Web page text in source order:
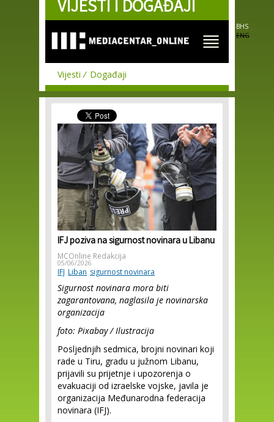
Skip to
main
VIJESTI I DOGAĐAJI
BHS
ENG
Vijesti Događaji
IFJ poziva na sigurnost novinara u Libanu
MCOnline Redakcija
05/06/2026
IFJ Liban sigurnost novinara
Sigurnost novinara mora biti
zagarantovana, naglasila je novinarska
organizacija
foto: Pixabay / Ilustracija
Posljednjih sedmica, brojni novinari koji
rade u Tiru, ​​gradu u južnom Libanu,
prijavili su prijetnje i upozorenja o
evakuaciji od izraelske vojske, javila je
organizacija Međunarodna federacija
novinara (IFJ).